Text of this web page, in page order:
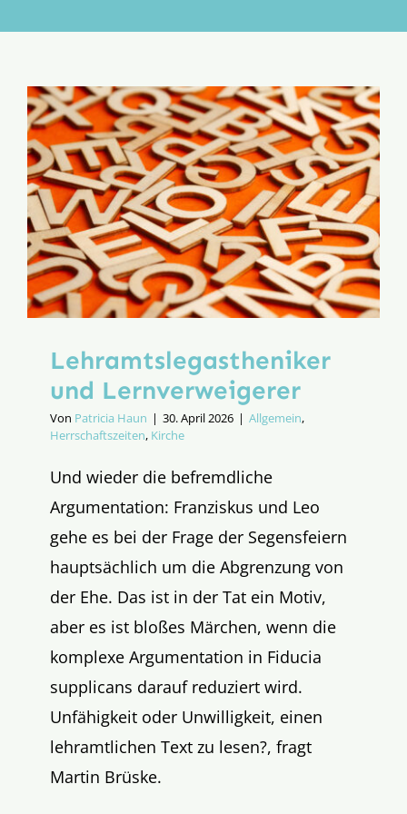
Aktion
Lehramts­legastheniker
und Lernverweigerer
Von Patricia Haun | 30. April 2026 | Allgemein,
Herrschaftszeiten, Kirche
Und wieder die befremdliche
Argumentation: Franziskus und Leo
gehe es bei der Frage der Segensfeiern
hauptsächlich um die Abgrenzung von
der Ehe. Das ist in der Tat ein Motiv,
aber es ist bloßes Märchen, wenn die
komplexe Argumentation in Fiducia
supplicans darauf reduziert wird.
Unfähigkeit oder Unwilligkeit, einen
lehramtlichen Text zu lesen?, fragt
Martin Brüske.